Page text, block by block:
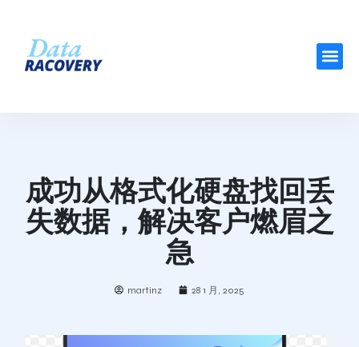
成功从格式化硬盘找回丢
失数据，解决客户燃眉之
急
martinz 28 1 月, 2025